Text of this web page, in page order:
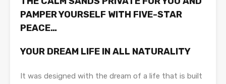
PAMPER YOURSELF WITH FIVE-STAR
PEACE…
YOUR DREAM LIFE IN ALL NATURALITY
It was designed with the dream of a life that is built